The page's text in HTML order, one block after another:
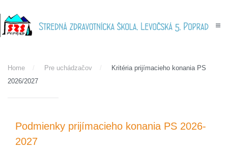
Skip to main content
Home Pre uchádzačov
Kritéria prijímacieho konania PS
2026/2027
Podmienky prijímacieho konania PS 2026-
2027